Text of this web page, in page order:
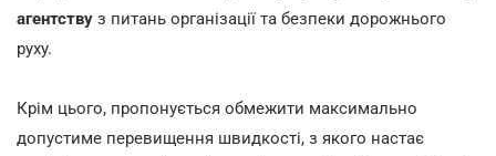
агентству з питань організації та безпеки дорожнього
руху.
Крім цього, пропонується обмежити максимально
допустиме перевищення швидкості, з якого настає